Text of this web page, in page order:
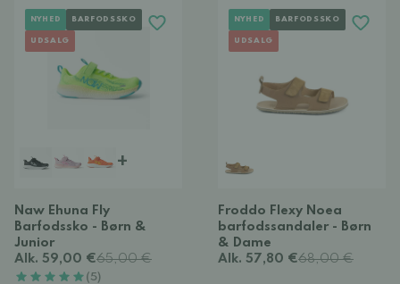
+
NYHED BARFODSSKO
UDSALG
Naw Ehuna Fly
Barfodssko - Børn &
Junior
Alk. 59,00 €65,00 €
(5)
NYHED BARFODSSKO
UDSALG
Froddo Flexy Noea
barfodssandaler - Børn
& Dame
Alk. 57,80 €68,00 €